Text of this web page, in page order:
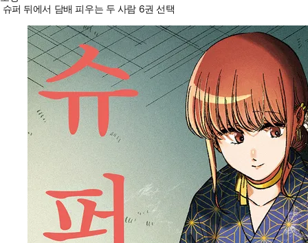
슈퍼 뒤에서 담배 피우는 두 사람 6권 선택